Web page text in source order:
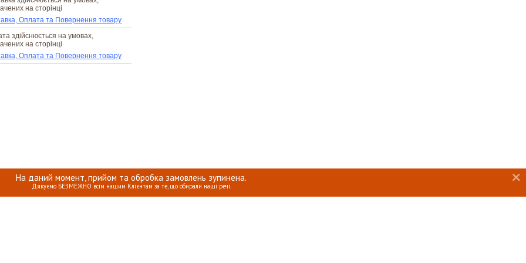
На даний момент, прийом та обробка замовлень зупинена.
Дякуємо БЕЗМЕЖНО всім нашим Клієнтам за те, що обирали наші речі.
на сторінці
Оплата та Повернення товару
здійснюється на умовах,
на сторінці
Оплата та Повернення товару